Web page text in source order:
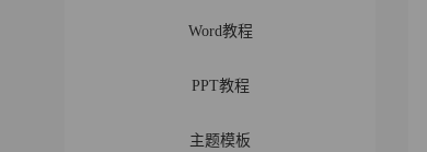
Word教程
PPT教程
主题模板